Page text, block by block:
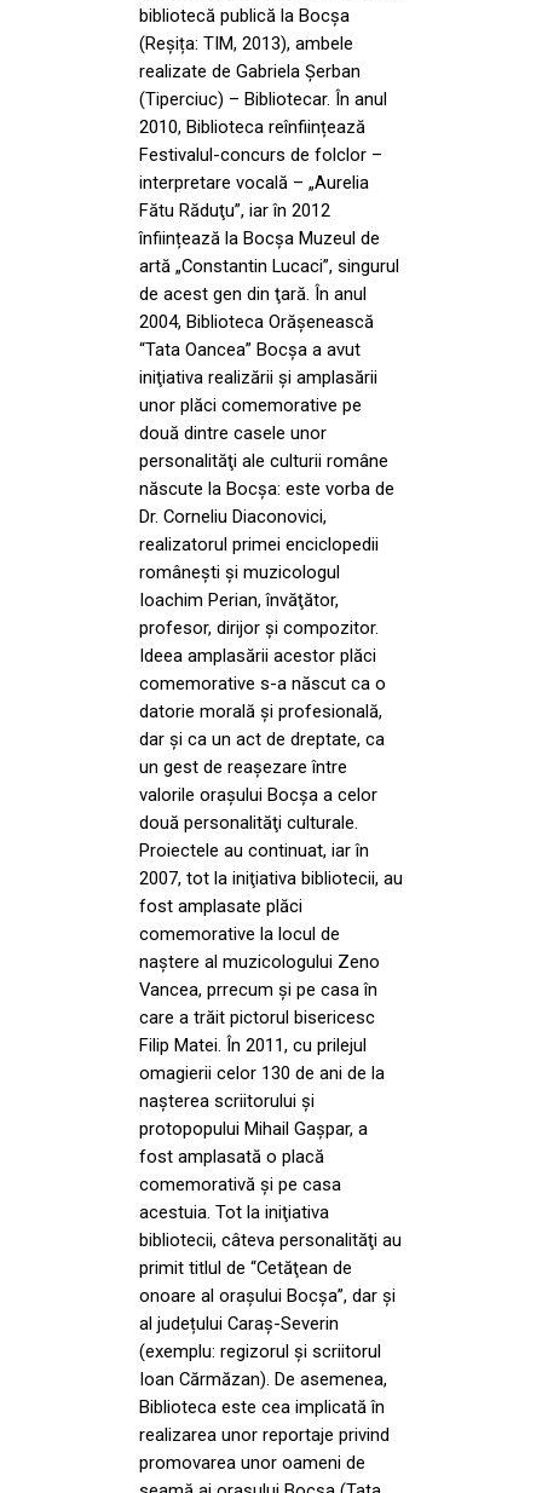
bibliotecă publică la Bocșa
(Reșița: TIM, 2013), ambele
realizate de Gabriela Șerban
(Tiperciuc) – Bibliotecar. În anul
2010, Biblioteca reînființează
Festivalul-concurs de folclor –
interpretare vocală – „Aurelia
Fătu Răduţu”, iar în 2012
înființează la Bocşa Muzeul de
artă „Constantin Lucaci”, singurul
de acest gen din ţară. În anul
2004, Biblioteca Orăşenească
“Tata Oancea” Bocşa a avut
iniţiativa realizării şi amplasării
unor plăci comemorative pe
două dintre casele unor
personalităţi ale culturii române
născute la Bocşa: este vorba de
Dr. Corneliu Diaconovici,
realizatorul primei enciclopedii
româneşti şi muzicologul
Ioachim Perian, învăţător,
profesor, dirijor şi compozitor.
Ideea amplasării acestor plăci
comemorative s-a născut ca o
datorie morală şi profesională,
dar şi ca un act de dreptate, ca
un gest de reaşezare între
valorile oraşului Bocşa a celor
două personalităţi culturale.
Proiectele au continuat, iar în
2007, tot la iniţiativa bibliotecii, au
fost amplasate plăci
comemorative la locul de
naştere al muzicologului Zeno
Vancea, prrecum şi pe casa în
care a trăit pictorul bisericesc
Filip Matei. În 2011, cu prilejul
omagierii celor 130 de ani de la
naşterea scriitorului şi
protopopului Mihail Gaşpar, a
fost amplasată o placă
comemorativă şi pe casa
acestuia. Tot la iniţiativa
bibliotecii, câteva personalităţi au
primit titlul de “Cetăţean de
onoare al oraşului Bocşa”, dar și
al județului Caraș-Severin
(exemplu: regizorul și scriitorul
Ioan Cărmăzan). De asemenea,
Biblioteca este cea implicată în
realizarea unor reportaje privind
promovarea unor oameni de